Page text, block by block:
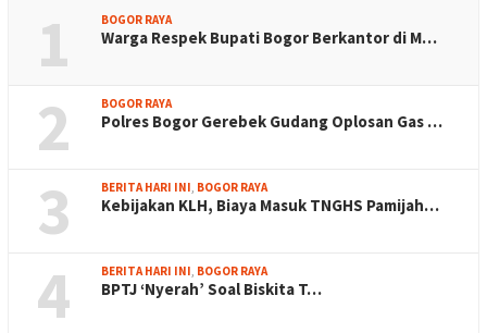
1 BOGOR RAYA
Warga Respek Bupati Bogor Berkantor di M…
2 BOGOR RAYA
Polres Bogor Gerebek Gudang Oplosan Gas …
3 BERITA HARI INI BOGOR RAYA
Kebijakan KLH, Biaya Masuk TNGHS Pamijah…
4 BERITA HARI INI BOGOR RAYA
BPTJ ‘Nyerah’ Soal Biskita T…